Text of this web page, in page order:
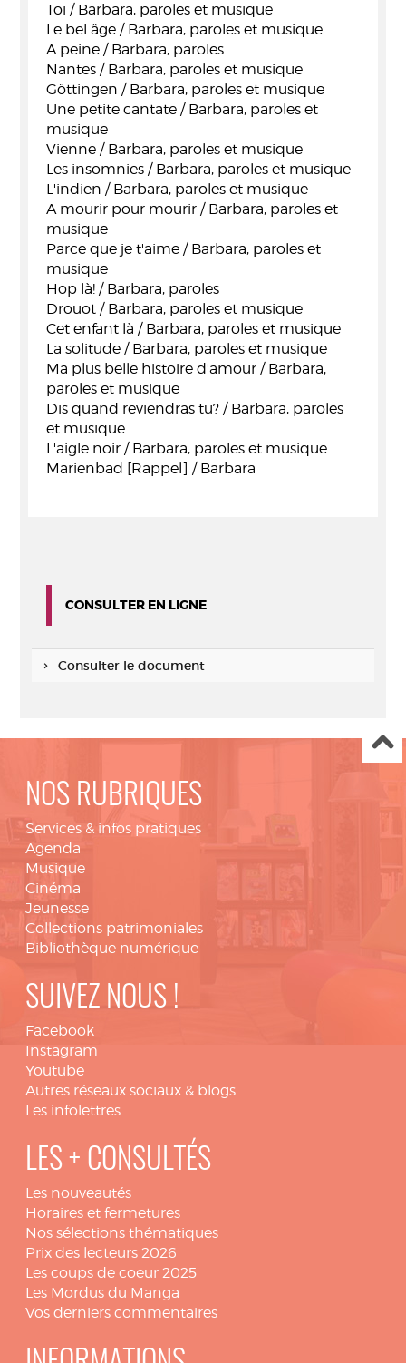
Toi / Barbara, paroles et musique
Le bel âge / Barbara, paroles et musique
A peine / Barbara, paroles
Nantes / Barbara, paroles et musique
Göttingen / Barbara, paroles et musique
Une petite cantate / Barbara, paroles et
musique
Vienne / Barbara, paroles et musique
Les insomnies / Barbara, paroles et musique
L'indien / Barbara, paroles et musique
A mourir pour mourir / Barbara, paroles et
musique
Parce que je t'aime / Barbara, paroles et
musique
Hop là! / Barbara, paroles
Drouot / Barbara, paroles et musique
Cet enfant là / Barbara, paroles et musique
La solitude / Barbara, paroles et musique
Ma plus belle histoire d'amour / Barbara,
paroles et musique
Dis quand reviendras tu? / Barbara, paroles
et musique
L'aigle noir / Barbara, paroles et musique
Marienbad [Rappel] / Barbara
CONSULTER EN LIGNE
Consulter le document
NOS RUBRIQUES
Services & infos pratiques
Agenda
Musique
Cinéma
Jeunesse
Collections patrimoniales
Bibliothèque numérique
SUIVEZ NOUS !
Facebook
Instagram
Youtube
Autres réseaux sociaux & blogs
Les infolettres
LES + CONSULTÉS
Les nouveautés
Horaires et fermetures
Nos sélections thématiques
Prix des lecteurs 2026
Les coups de coeur 2025
Les Mordus du Manga
Vos derniers commentaires